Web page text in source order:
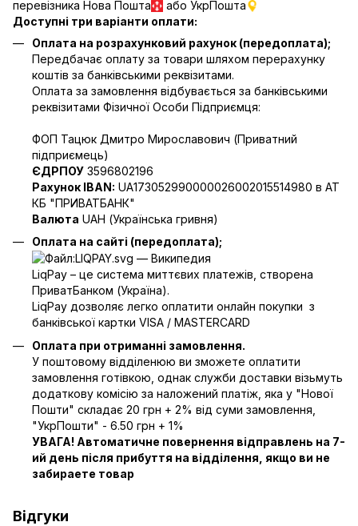
перевізника Нова Пошта
або УкрПошта
Доступні три варіанти оплати:
Оплата на розрахунковий рахунок (передоплата);
Передбачає оплату за товари шляхом перерахунку
коштів за банківськими реквізитами.
Оплата за замовлення відбувається за банківськими
реквізитами Фізичної Особи Підприємця:
ФОП Тацюк Дмитро Мирославович (Приватний
пiдприємець)
ЄДРПОУ 3596802196
Рахунок IBAN: UA173052990000026002015514980 в АТ
КБ "ПРИВАТБАНК"
Валюта UAH (Українська гривня)
Оплата на сайті (передоплата);
LiqPay – це система миттєвих платежів, створена
ПриватБанком (Україна).
LiqPay дозволяє легко оплатити онлайн покупки з
банківської картки VISA / MASTERCARD
Оплата при отриманні замовлення.
У поштовому відділенюю ви зможете оплатити
замовлення готівкою, однак служби доставки візьмуть
додаткову комісію за наложений платіж, яка у "Нової
Пошти" складає 20 грн + 2% від суми замовлення,
"УкрПошти" - 6.50 грн + 1%
УВАГА! Автоматичне повернення відправлень на 7-
ий день після прибуття на відділення, якщо ви не
забираете товар
Відгуки